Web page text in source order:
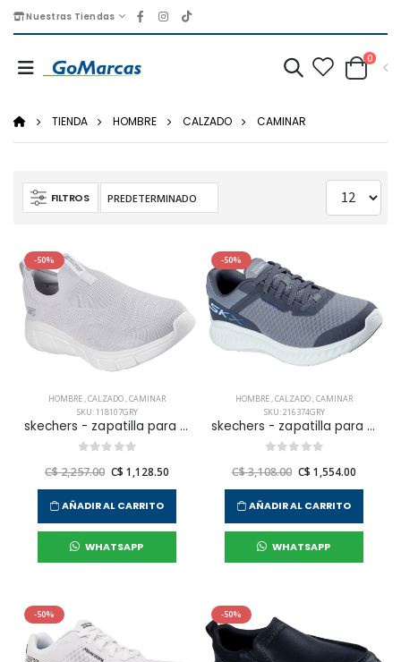
Nuestras Tiendas
0
TIENDA HOMBRE CALZADO CAMINAR
FILTROS
-50%
HOMBRE,CALZADO,CAMINAR
SKU: 118107GRY
skechers - zapatilla para caminar bobs b flex - frigid para hombre
C$ 2,257.00 C$ 1,128.50
AÑADIR AL CARRITO
WHATSAPP
-50%
HOMBRE,CALZADO,CAMINAR
SKU: 216374GRY
skechers - zapatilla para caminar nowl para hombre
C$ 3,108.00 C$ 1,554.00
AÑADIR AL CARRITO
WHATSAPP
-50% -50%